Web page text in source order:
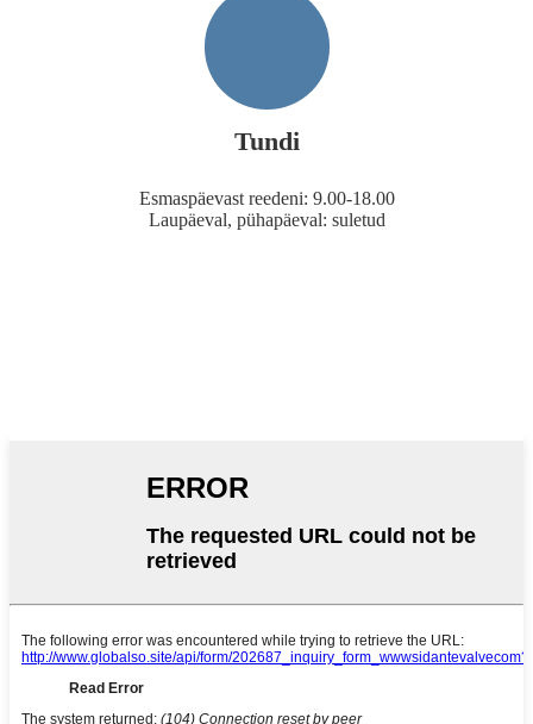
Tundi
Esmaspäevast reedeni: 9.00-18.00
Laupäeval, pühapäeval: suletud